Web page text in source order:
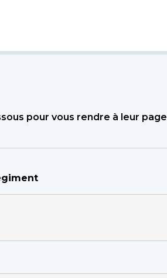
pour vous rendre à leur page